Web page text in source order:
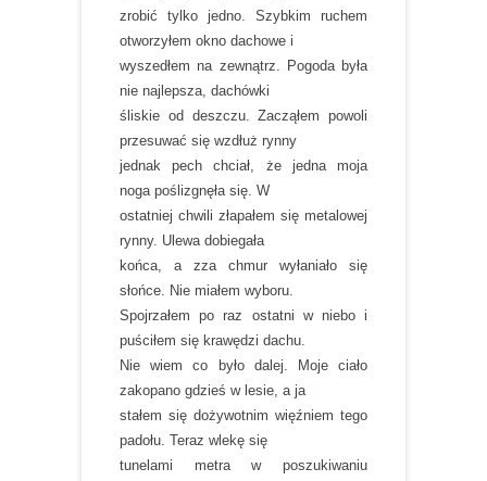
zrobić tylko jedno. Szybkim ruchem
otworzyłem okno dachowe i
wyszedłem na zewnątrz. Pogoda była
nie najlepsza, dachówki
śliskie od deszczu. Zacząłem powoli
przesuwać się wzdłuż rynny
jednak pech chciał, że jedna moja
noga poślizgnęła się. W
ostatniej chwili złapałem się metalowej
rynny. Ulewa dobiegała
końca, a zza chmur wyłaniało się
słońce. Nie miałem wyboru.
Spojrzałem po raz ostatni w niebo i
puściłem się krawędzi dachu.
Nie wiem co było dalej. Moje ciało
zakopano gdzieś w lesie, a ja
stałem się dożywotnim więźniem tego
padołu. Teraz wlekę się
tunelami metra w poszukiwaniu